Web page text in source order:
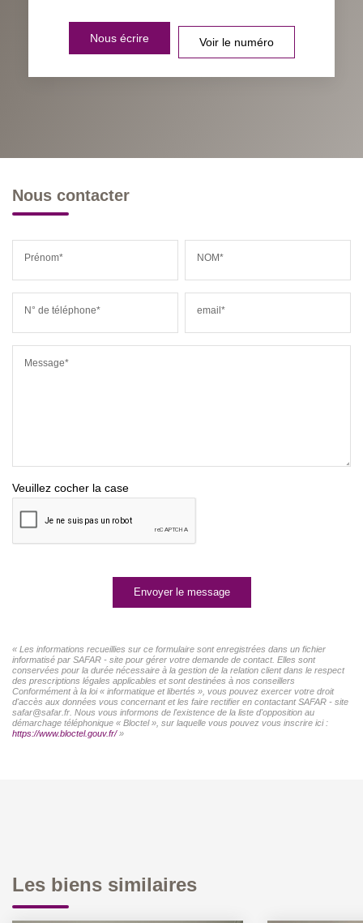
Nous écrire Voir le numéro
Nous contacter
Prénom* NOM*
N° de téléphone* email*
Message*
Veuillez cocher la case
Envoyer le message
« Les informations recueillies sur ce formulaire sont enregistrées dans un fichier
informatisé par SAFAR - site pour gérer votre demande de contact. Elles sont
conservées pour la durée nécessaire à la gestion de la relation client dans le respect
des prescriptions légales applicables et sont destinées à nos conseillers
Conformément à la loi « informatique et libertés », vous pouvez exercer votre droit
d'accès aux données vous concernant et les faire rectifier en contactant SAFAR - site
safar@safar.fr. Nous vous informons de l'existence de la liste d'opposition au
démarchage téléphonique « Bloctel », sur laquelle vous pouvez vous inscrire ici :
https://www.bloctel.gouv.fr/»
Les biens similaires